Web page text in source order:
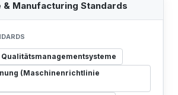
& Manufacturing Standards
Qualitätsmanagementsysteme
(Maschinenrichtlinie